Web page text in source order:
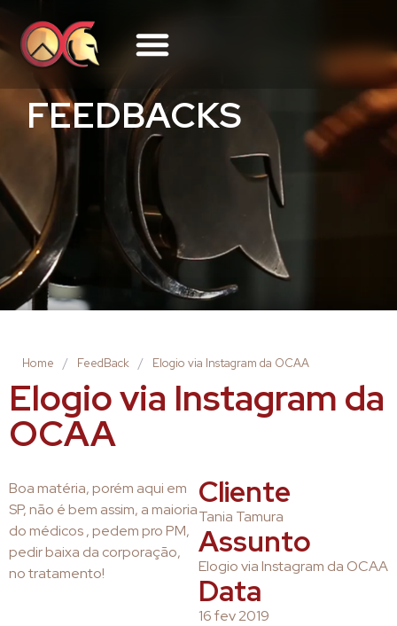
FEEDBACKS
Home / FeedBack / Elogio via Instagram da OCAA
Elogio via Instagram da
OCAA
Boa matéria, porém aqui em
SP, não é bem assim, a maioria
do médicos , pedem pro PM,
pedir baixa da corporação,
no tratamento!
Cliente
Tania Tamura
Assunto
Elogio via Instagram da OCAA
Data
16 fev 2019